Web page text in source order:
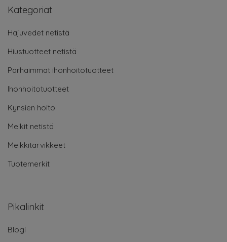
Kategoriat
Hajuvedet netistä
Hiustuotteet netistä
Parhaimmat ihonhoitotuotteet
Ihonhoitotuotteet
Kynsien hoito
Meikit netistä
Meikkitarvikkeet
Tuotemerkit
Pikalinkit
Blogi